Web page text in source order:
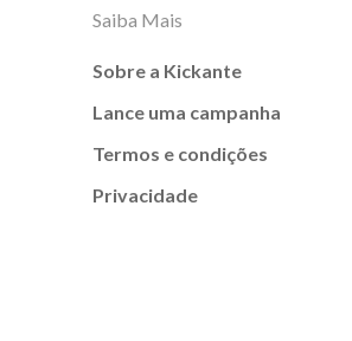
Saiba Mais
Sobre a Kickante
Lance uma campanha
Termos e condições
Privacidade